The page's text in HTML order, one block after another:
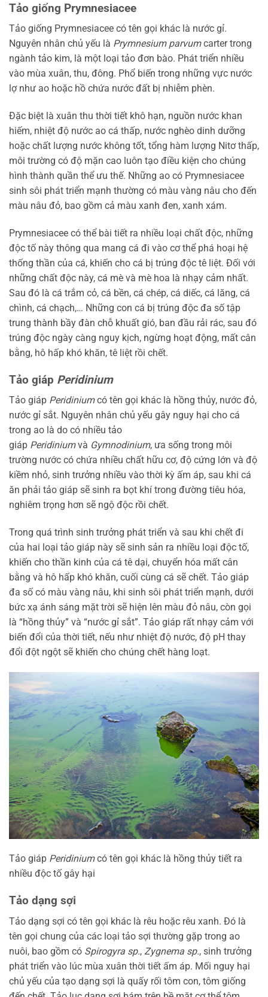
Tảo giống Prymnesiacee
Tảo giống Prymnesiacee có tên gọi khác là nước gỉ.
Nguyên nhân chủ yếu là Prymnesium parvumcarter trong
ngành tảo kim, là một loại tảo đơn bào. Phát triển nhiều
vào mùa xuân, thu, đông. Phổ biến trong những vực nước
lợ như ao hoặc hồ chứa nước đất bị nhiễm phèn.
Đặc biệt là xuân thu thời tiết khô hạn, nguồn nước khan
hiếm, nhiệt độ nước ao cá thấp, nước nghèo dinh dưỡng
hoặc chất lượng nước không tốt, tổng hàm lượng Nitơ thấp,
môi trường có độ mặn cao luôn tạo điều kiện cho chúng
hình thành quần thể ưu thế. Những ao có Prymnesiacee
sinh sôi phát triển mạnh thường có màu vàng nâu cho đến
màu nâu đỏ, bao gồm cả màu xanh đen, xanh xám.
Prymnesiacee có thể bài tiết ra nhiều loại chất độc, những
độc tố này thông qua mang cá đi vào cơ thể phá hoại hệ
thống thần của cá, khiến cho cá bị trúng độc tê liệt. Đối với
những chất độc này, cá mè và mè hoa là nhạy cảm nhất.
Sau đó là cá trắm cỏ, cá bền, cá chép, cá diếc, cá lăng, cá
chình, cá chạch,… Những con cá bị trúng độc đa số tập
trung thành bầy đàn chỗ khuất gió, ban đầu rải rác, sau đó
trúng độc ngày càng nguy kịch, ngừng hoạt động, mất cân
bằng, hô hấp khó khăn, tê liệt rồi chết.
Tảo giáp Peridinium
Tảo giáp Peridiniumcó tên gọi khác là hồng thủy, nước đỏ,
nước gỉ sắt. Nguyên nhân chủ yếu gây nguy hại cho cá
trong ao là do có nhiều tảo
giáp Peridiniumvà Gymnodinium, ưa sống trong môi
trường nước có chứa nhiều chất hữu cơ, độ cứng lớn và độ
kiềm nhỏ, sinh trưởng nhiều vào thời kỳ ấm áp, sau khi cá
ăn phải tảo giáp sẽ sinh ra bọt khí trong đường tiêu hóa,
nghiêm trọng hơn sẽ ngộ độc rồi chết.
Trong quá trình sinh trưởng phát triển và sau khi chết đi
của hai loại tảo giáp này sẽ sinh sản ra nhiều loại độc tố,
khiến cho thần kinh của cá tê dại, chuyển hóa mất cân
bằng và hô hấp khó khăn, cuối cùng cá sẽ chết. Tảo giáp
đa số có màu vàng nâu, khi sinh sôi phát triển mạnh, dưới
bức xạ ánh sáng mặt trời sẽ hiện lên màu đỏ nâu, còn gọi
là “hồng thủy” và “nước gỉ sắt”. Tảo giáp rất nhạy cảm với
biến đổi của thời tiết, nếu như nhiệt độ nước, độ pH thay
đổi đột ngột sẽ khiến cho chúng chết hàng loạt.
Tảo giáp Peridiniumcó tên gọi khác là hồng thủy tiết ra
nhiều độc tố gây hại
Tảo dạng sợi
Tảo dạng sợi có tên gọi khác là rêu hoặc rêu xanh. Đó là
tên gọi chung của các loại tảo sợi thường gặp trong ao
nuôi, bao gồm có Spirogyra sp., Zygnema sp., sinh trưởng
phát triển vào lúc mùa xuân thời tiết ấm áp. Mối nguy hại
chủ yếu của tạo dạng sợi là quấy rối tôm con, tôm giống